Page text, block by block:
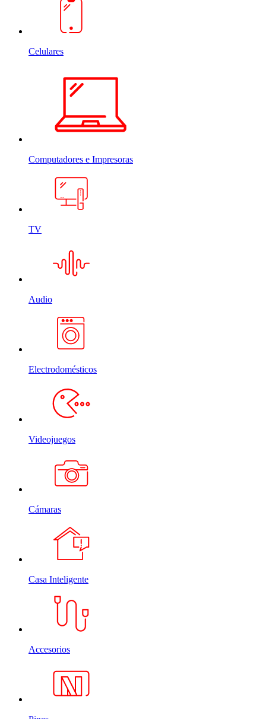
Celulares
Computadores e Impresoras
TV
Audio
Electrodomésticos
Videojuegos
Cámaras
Casa Inteligente
Accesorios